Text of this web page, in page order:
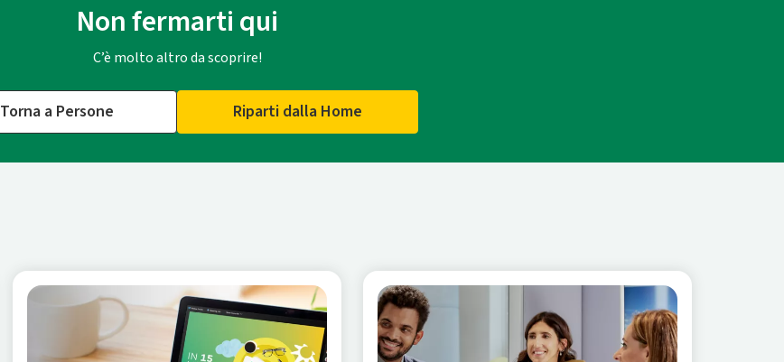
Non fermarti qui
C’è molto altro da scoprire!
Riparti dalla Home
Torna a Persone